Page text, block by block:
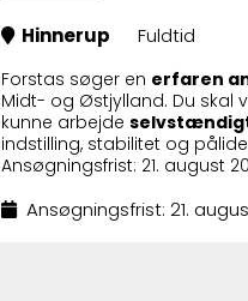
Hinnerup
Fuldtid
Forstas søger en erfaren
Midt- og Østjylland. Du skal
kunne arbejde
indstilling, stabilitet og
Ansøgningsfrist: 21. august
Ansøgningsfrist: 21.